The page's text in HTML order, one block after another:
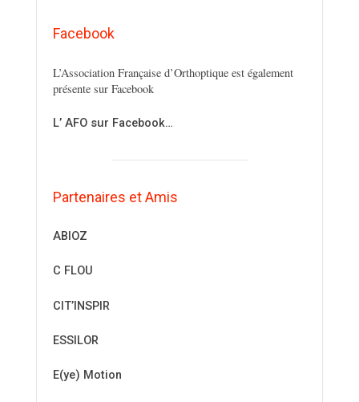
Facebook
L’Association Française d’Orthoptique est également
présente sur Facebook
L’ AFO sur Facebook…
Partenaires et Amis
ABIOZ
C FLOU
CIT’INSPIR
ESSILOR
E(ye) Motion